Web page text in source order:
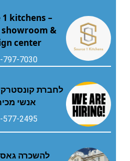
kitchens –
showroom &
center
797-7030
לחברת
אנשי
577-2495
להשכרה